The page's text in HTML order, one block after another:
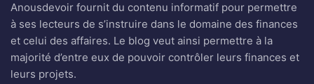
Anousdevoir fournit du contenu informatif pour permettre
à ses lecteurs de s’instruire dans le domaine des finances
et celui des affaires. Le blog veut ainsi permettre à la
majorité d’entre eux de pouvoir contrôler leurs finances et
leurs projets.